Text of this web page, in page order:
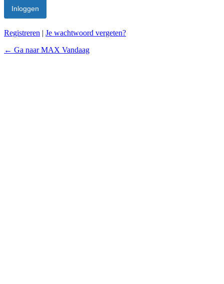
Registreren | Je wachtwoord vergeten?
← Ga naar MAX Vandaag